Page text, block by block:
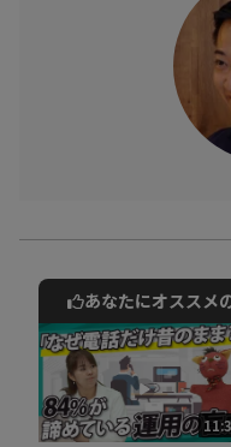
動画でご紹介
お気軽にご相
30秒
相談
あなたにオススメ